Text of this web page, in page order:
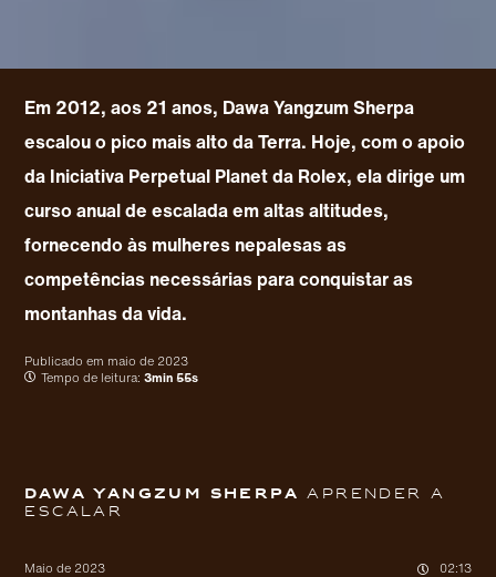
Em 2012, aos 21 anos, Dawa Yangzum Sherpa
escalou o pico mais alto da Terra. Hoje, com o apoio
da Iniciativa Perpetual Planet da Rolex, ela dirige um
curso anual de escalada em altas altitudes,
fornecendo às mulheres nepalesas as
competências necessárias para conquistar as
montanhas da vida.
Publicado em maio de 2023
Tempo de leitura: 3min 55s
Dawa Yangzum Sherpa Aprender a
escalar
Maio de 2023 02:13